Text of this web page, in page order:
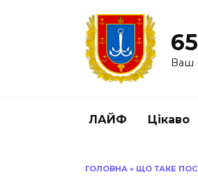
Ваш
ЛАЙФ Цікаво
ГОЛОВНА » ЩО ТАКЕ